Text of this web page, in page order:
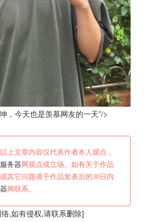
，今天也是羡慕网友的一天”/>
上文章内容仅代表作者本人观点，
务器网观点或立场。如有关于作品
其它问题请于作品发表后的30日内
网联系。
,如有侵权,请联系删除]